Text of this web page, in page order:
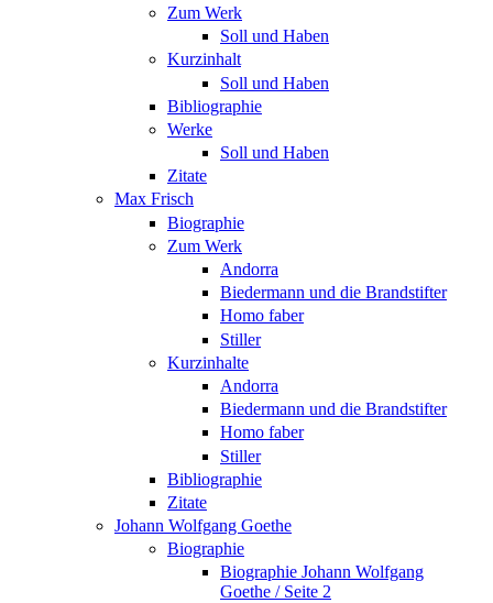
Zum Werk
Soll und Haben
Kurzinhalt
Soll und Haben
Bibliographie
Werke
Soll und Haben
Zitate
Max Frisch
Biographie
Zum Werk
Andorra
Biedermann und die Brandstifter
Homo faber
Stiller
Kurzinhalte
Andorra
Biedermann und die Brandstifter
Homo faber
Stiller
Bibliographie
Zitate
Johann Wolfgang Goethe
Biographie
Biographie Johann Wolfgang
Goethe / Seite 2